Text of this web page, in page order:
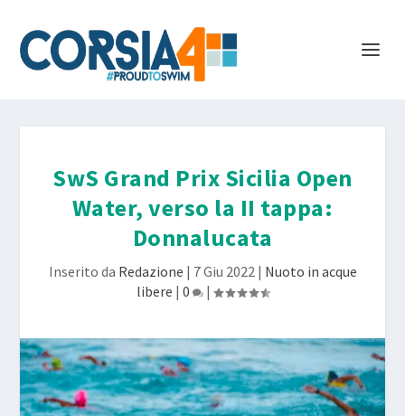
SwS Grand Prix Sicilia Open
Water, verso la II tappa:
Donnalucata
Inserito da Redazione | 7 Giu 2022| Nuoto in acque
libere | 0 |